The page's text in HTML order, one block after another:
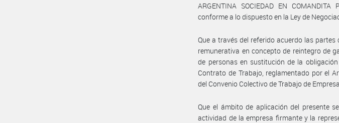
ARGENTINA SOCIEDAD EN
conforme a lo dispuesto en la Ley de
Que a través del referido acuerdo las
remunerativa en concepto de reintegro de
de personas en sustitución de la
Contrato de Trabajo, reglamentado por el
del Convenio Colectivo de Trabajo de Empresa
Que el ámbito de aplicación del presente
actividad de la empresa firmante y la